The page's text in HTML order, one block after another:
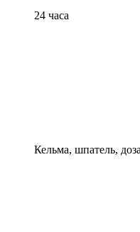
24 часа
Кельма, шпатель,